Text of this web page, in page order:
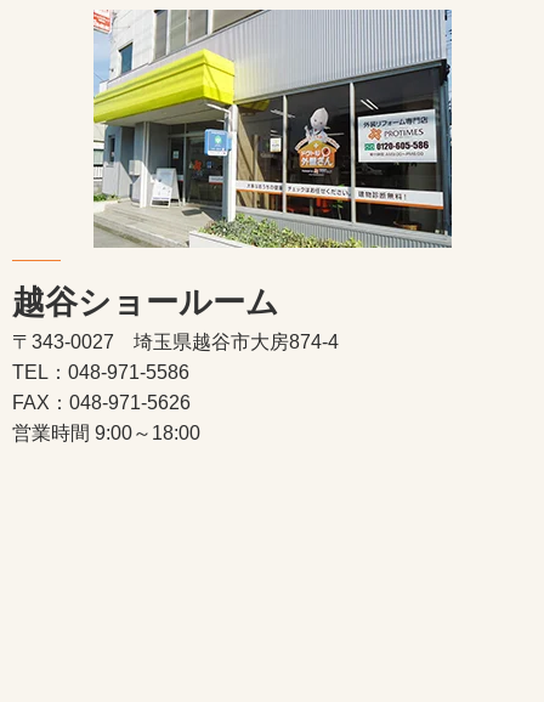
越谷ショールーム
〒343-0027 埼玉県越谷市大房874-4
TEL：048-971-5586
FAX：048-971-5626
営業時間 9:00～18:00